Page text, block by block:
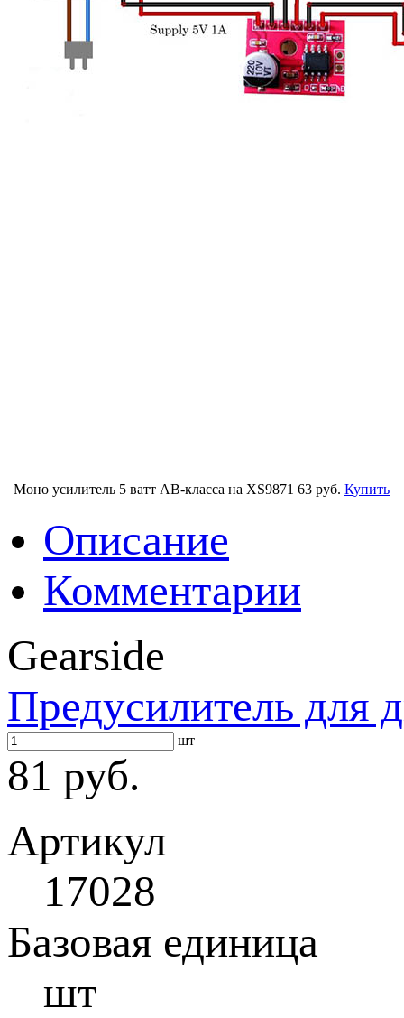
Моно усилитель 5 ватт AB-класса на XS9871 63 руб. Купить
Описание
Комментарии
Gearside
Предусилитель для
шт
81 руб.
Артикул
17028
Базовая единица
шт